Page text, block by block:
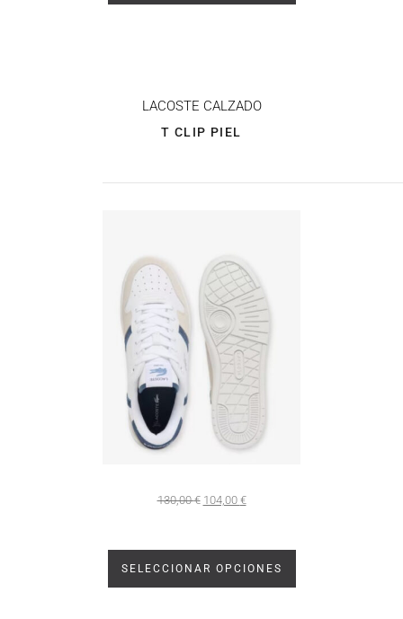
LACOSTE CALZADO
T CLIP PIEL
130,00€ 104,00 €
SELECCIONAR OPCIONES